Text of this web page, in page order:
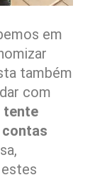
em
também
com
tente
contas